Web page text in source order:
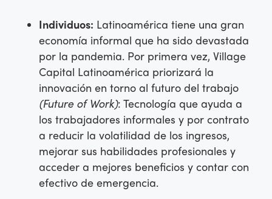
Individuos: Latinoamérica tiene una gran
economía informal que ha sido devastada
por la pandemia. Por primera vez, Village
Capital Latinoamérica priorizará la
innovación en torno al futuro del trabajo
(Future of Work): Tecnología que ayuda a
los trabajadores informales y por contrato
a reducir la volatilidad de los ingresos,
mejorar sus habilidades profesionales y
acceder a mejores beneficios y contar con
efectivo de emergencia.